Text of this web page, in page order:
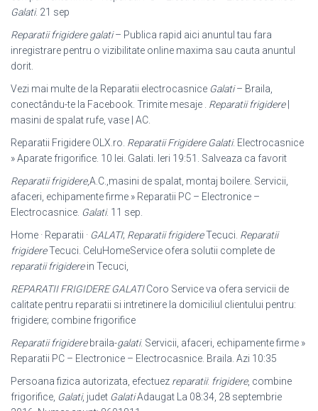
Galati. 21 sep
Reparatii frigidere galati– Publica rapid aici anuntul tau fara
inregistrare pentru o vizibilitate online maxima sau cauta anuntul
dorit.
Vezi mai multe de la Reparatii electrocasnice Galati– Braila,
conectându-te la Facebook. Trimite mesaje . Reparatii frigidere|
masini de spalat rufe, vase | AC.
Reparatii Frigidere OLX.ro. Reparatii Frigidere Galati. Electrocasnice
» Aparate frigorifice. 10 lei. Galati. Ieri 19:51. Salveaza ca favorit
Reparatii frigidere,A.C.,masini de spalat, montaj boilere. Servicii,
afaceri, echipamente firme » Reparatii PC – Electronice –
Electrocasnice. Galati. 11 sep.
Home · Reparatii · GALATI; Reparatii frigidereTecuci. Reparatii
frigidereTecuci. CeluHomeService ofera solutii complete de
reparatii frigiderein Tecuci,
REPARATII FRIGIDERE GALATICoro Service va ofera servicii de
calitate pentru reparatii si intretinere la domiciliul clientului pentru:
frigidere; combine frigorifice
Reparatii frigiderebraila-galati. Servicii, afaceri, echipamente firme »
Reparatii PC – Electronice – Electrocasnice. Braila. Azi 10:35
Persoana fizica autorizata, efectuez reparatii: frigidere, combine
frigorifice, Galati, judet GalatiAdaugat La 08:34, 28 septembrie